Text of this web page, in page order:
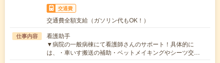
交通費
交通費全額支給（ガソリン代もOK！）
仕事内容
看護助手
▼病院の一般病棟にて看護師さんのサポート！具体的に
は、・車いす搬送の補助・ベットメイキングやシーツ交…